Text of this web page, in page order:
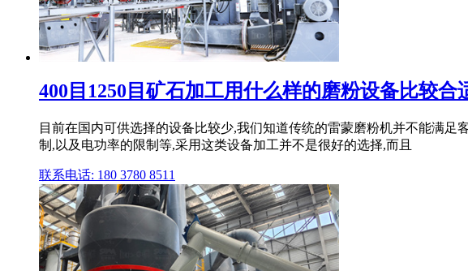
400目1250目矿石加工用什么样的磨粉设备比较合
目前在国内可供选择的设备比较少,我们知道传统的雷蒙磨粉机并不能满
制,以及电功率的限制等,采用这类设备加工并不是很好的选择,而且
联系电话: 180 3780 8511